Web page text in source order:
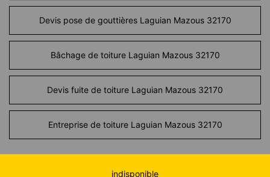
Devis pose de gouttières Laguian Mazous 32170
Bâchage de toiture Laguian Mazous 32170
Devis fuite de toiture Laguian Mazous 32170
Entreprise de toiture Laguian Mazous 32170
indisponible